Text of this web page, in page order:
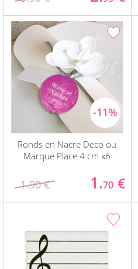
Ronds en Nacre Deco ou
Marque Place 4 cm x6
1.90 € 1.70 €